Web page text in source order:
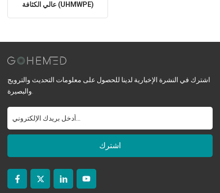
عالي الكثافة (UHMWPE)
اشترك في النشرة الإخبارية لدينا للحصول على معلومات التحديث والترويج
والبصيرة.